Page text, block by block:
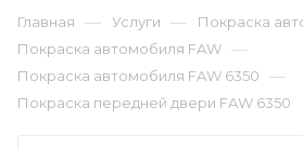
Главная — Услуги — Покраска
Покраска автомобиля FAW —
Покраска автомобиля FAW 6350 —
Покраска передней двери FAW 6350